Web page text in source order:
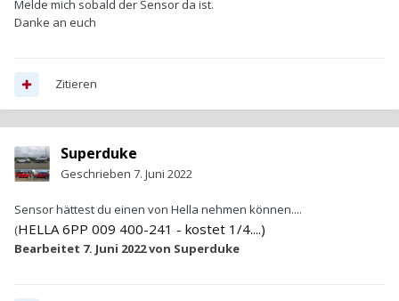
Melde mich sobald der Sensor da ist.
Danke an euch
Zitieren
Superduke
Geschrieben 7. Juni 2022
Sensor hättest du einen von Hella nehmen können....
(HELLA 6PP 009 400-241 - kostet 1/4....)
Bearbeitet 7. Juni 2022von Superduke